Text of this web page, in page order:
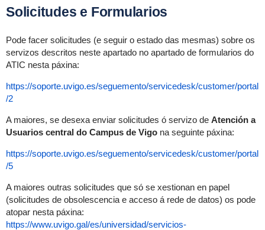
Solicitudes e Formularios
Pode facer solicitudes (e seguir o estado das mesmas) sobre os
servizos descritos neste apartado no apartado de formularios do
ATIC nesta páxina:
https://soporte.uvigo.es/seguemento/servicedesk/customer/portal
/2
A maiores, se desexa enviar solicitudes ó servizo de Atención a
Usuarios central do Campus de Vigo na seguinte páxina:
https://soporte.uvigo.es/seguemento/servicedesk/customer/portal
/5
A maiores outras solicitudes que só se xestionan en papel
(solicitudes de obsolescencia e acceso á rede de datos) os pode
atopar nesta páxina:
https://www.uvigo.gal/es/universidad/servicios-